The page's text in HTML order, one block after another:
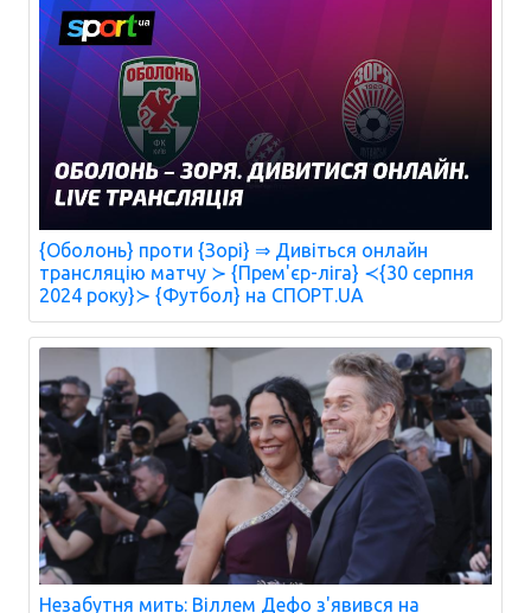
{Оболонь} проти {Зорі} ⇒ Дивіться онлайн
трансляцію матчу ≻ {Прем'єр-ліга} ≺{30 серпня
2024 року}≻ {Футбол} на СПОРТ.UA
Незабутня мить: Віллем Дефо з'явився на